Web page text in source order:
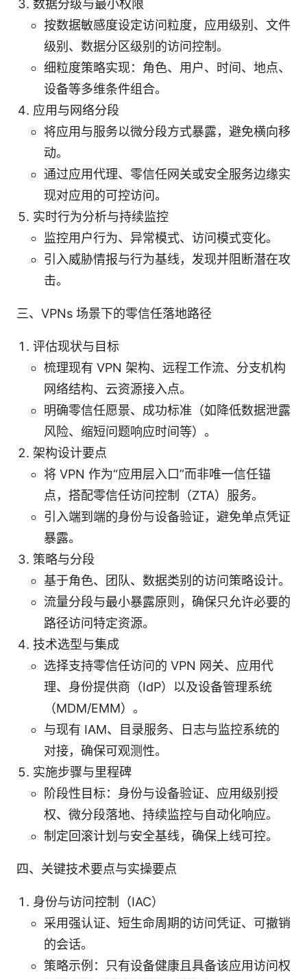
数据分级与最小权限
按数据敏感度设定访问粒度，应用级别、文件
级别、数据分区级别的访问控制。
细粒度策略实现：角色、用户、时间、地点、
设备等多维条件组合。
应用与网络分段
将应用与服务以微分段方式暴露，避免横向移
动。
通过应用代理、零信任网关或安全服务边缘实
现对应用的可控访问。
实时行为分析与持续监控
监控用户行为、异常模式、访问模式变化。
引入威胁情报与行为基线，发现并阻断潜在攻
击。
三、VPNs 场景下的零信任落地路径
评估现状与目标
梳理现有 VPN 架构、远程工作流、分支机构
网络结构、云资源接入点。
明确零信任愿景、成功标准（如降低数据泄露
风险、缩短问题响应时间等）。
架构设计要点
将 VPN 作为“应用层入口”而非唯一信任锚
点，搭配零信任访问控制（ZTA）服务。
引入端到端的身份与设备验证，避免单点凭证
暴露。
策略与分段
基于角色、团队、数据类别的访问策略设计。
流量分段与最小暴露原则，确保只允许必要的
路径访问特定资源。
技术选型与集成
选择支持零信任访问的 VPN 网关、应用代
理、身份提供商（IdP）以及设备管理系统
（MDM/EMM）。
与现有 IAM、目录服务、日志与监控系统的
对接，确保可观测性。
实施步骤与里程碑
阶段性目标：身份与设备验证、应用级别授
权、微分段落地、持续监控与自动化响应。
制定回滚计划与安全基线，确保上线可控。
四、关键技术要点与实操要点
身份与访问控制（IAC）
采用强认证、短生命周期的访问凭证、可撤销
的会话。
策略示例：只有设备健康且具备该应用访问权